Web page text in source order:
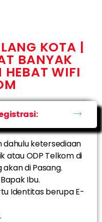
KOTA |
BANYAK
HEBAT WIFI
dahulu ketersediaan
atau ODP Telkom di
di Pasang.
Ibu.
Identitas berupa E-